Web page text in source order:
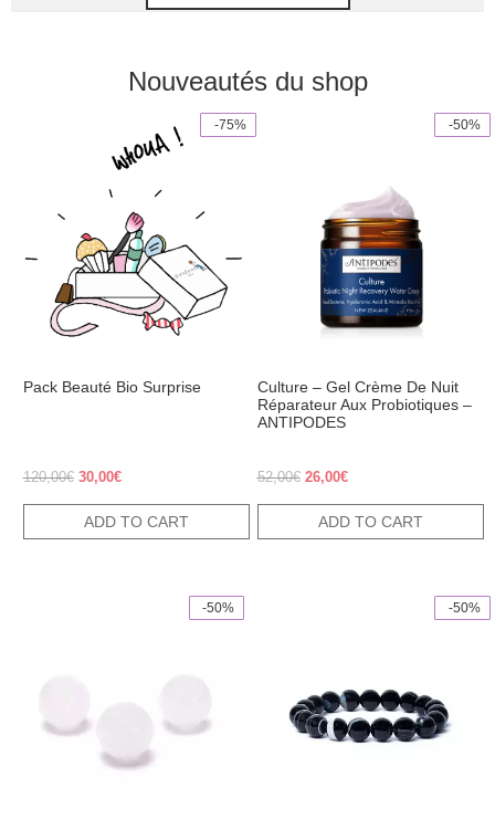
Nouveautés du shop
-75%
Pack Beauté Bio Surprise
120,00€ Original price was: 120,00€.
30,00€Current price is: 30,00€.
ADD TO CART
-50%
Culture – Gel Crème De Nuit
Réparateur Aux Probiotiques –
ANTIPODES
52,00€ Original price was: 52,00€.
26,00€Current price is:
ADD TO CART
-50% -50%